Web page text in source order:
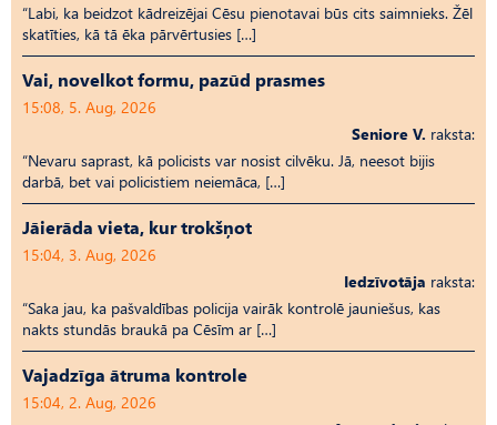
“Labi, ka beidzot kādreizējai Cēsu pienotavai būs cits saimnieks. Žēl
skatīties, kā tā ēka pārvērtusies […]
Vai, novelkot formu, pazūd prasmes
15:08, 5. Aug, 2026
Seniore V. raksta:
“Nevaru saprast, kā policists var nosist cilvēku. Jā, neesot bijis
darbā, bet vai policistiem neiemāca, […]
Jāierāda vieta, kur trokšņot
15:04, 3. Aug, 2026
Iedzīvotāja raksta:
“Saka jau, ka pašvaldības policija vairāk kontrolē jauniešus, kas
nakts stundās braukā pa Cēsīm ar […]
Vajadzīga ātruma kontrole
15:04, 2. Aug, 2026